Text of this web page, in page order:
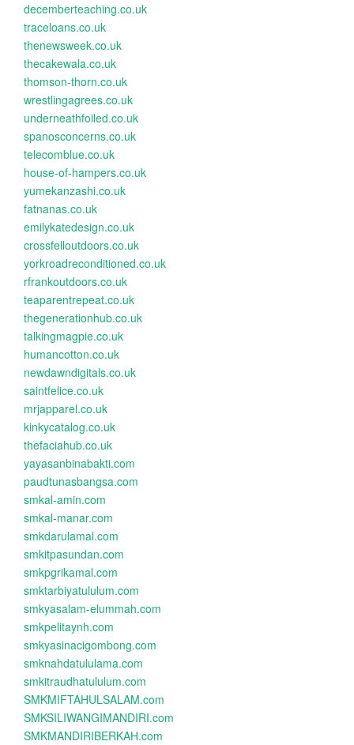
decemberteaching.co.uk
traceloans.co.uk
thenewsweek.co.uk
thecakewala.co.uk
thomson-thorn.co.uk
wrestlingagrees.co.uk
underneathfoiled.co.uk
spanosconcerns.co.uk
telecomblue.co.uk
house-of-hampers.co.uk
yumekanzashi.co.uk
fatnanas.co.uk
emilykatedesign.co.uk
crossfelloutdoors.co.uk
yorkroadreconditioned.co.uk
rfrankoutdoors.co.uk
teaparentrepeat.co.uk
thegenerationhub.co.uk
talkingmagpie.co.uk
humancotton.co.uk
newdawndigitals.co.uk
saintfelice.co.uk
mrjapparel.co.uk
kinkycatalog.co.uk
thefaciahub.co.uk
yayasanbinabakti.com
paudtunasbangsa.com
smkal-amin.com
smkal-manar.com
smkdarulamal.com
smkitpasundan.com
smkpgrikamal.com
smktarbiyatululum.com
smkyasalam-elummah.com
smkpelitaynh.com
smkyasinacigombong.com
smknahdatululama.com
smkitraudhatululum.com
SMKMIFTAHULSALAM.com
SMKSILIWANGIMANDIRI.com
SMKMANDIRIBERKAH.com